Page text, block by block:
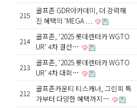
215
골프존 GDR아카데미, 더 강력해
진 혜택의 ‘MEGA …
214
골프존, ‘2025 롯데렌터카 WGTO
UR’ 4차 결선…
213
골프존, ‘2025 롯데렌터카 WGTO
UR’ 4차 대회…
212
골프존카운티 티스캐너, 그린피 특
가부터 다양한 혜택까지…